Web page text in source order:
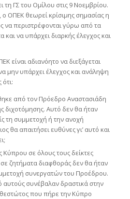
ΓΣ του Ομίλου στις 9 Νοεμβρίου.
ΟΠΕΚ θεωρεί κρίσιμης σημασίας η
να περιστρέφονται γύρω από τα
να υπάρχει διαρκής έλεγχος και
είναι αδιανόητο να διεξάγεται
μην υπάρχει έλεγχος και ανάληψη
από τον Πρόεδρο Αναστασιάδη
διχοτόμησης. Αυτό δεν θα ήταν
τη συμμετοχή ή την ανοχή
θα απαιτήσει ευθύνες γι’ αυτό και
Κύπρου σε όλους τους δείκτες
σε ζητήματα διαφθοράς δεν θα ήταν
συνεργατών του Προέδρου.
αυτούς συνέβαλαν δραστικά στην
που πήρε την Κύπρο